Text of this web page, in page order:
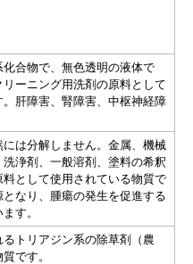
合物で、無色透明の液体で
ーニング用洗剤の原料として
肝障害、腎障害、中枢神経障
は分解しません。金属、機械
浄剤、一般溶剤、塗料の希釈
として使用されている物質で
なり、腫瘍の発生を促進する
す。
トリアジン系の除草剤（農
です。